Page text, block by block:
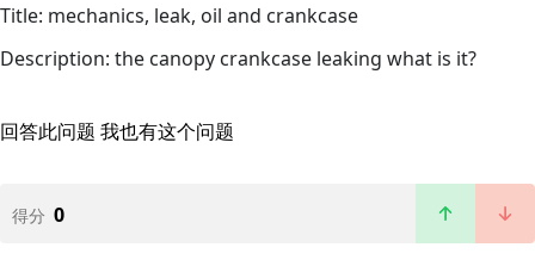
Title: mechanics, leak, oil and crankcase
Description: the canopy crankcase leaking what is it?
回答此问题 我也有这个问题
得分 0